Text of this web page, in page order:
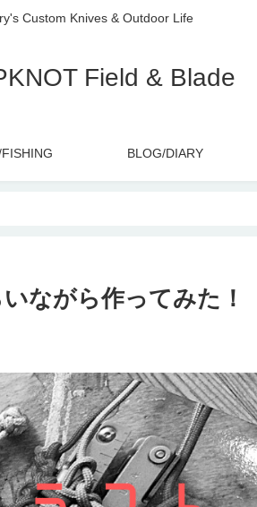
Custom Knives & Outdoor Life
Field & Blade
BLOG/DIARY
ながら作ってみた！